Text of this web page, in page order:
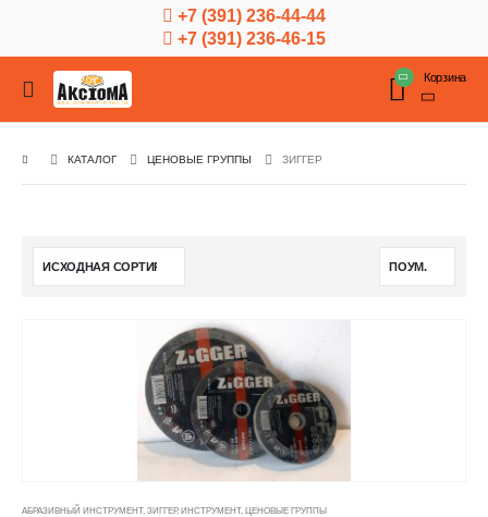
+7 (391) 236-44-44
+7 (391) 236-46-15
Корзина
КАТАЛОГ ЦЕНОВЫЕ ГРУППЫ ЗИГГЕР
АБРАЗИВНЫЙ ИНСТРУМЕНТ, ЗИГГЕР, ИНСТРУМЕНТ, ЦЕНОВЫЕ ГРУППЫ